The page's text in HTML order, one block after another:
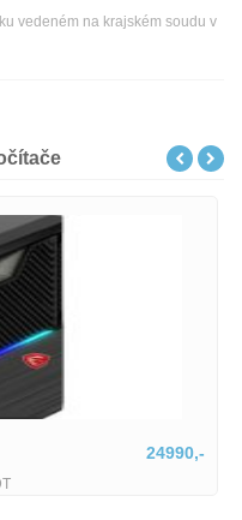
vedeném na krajském soudu v
24990,-